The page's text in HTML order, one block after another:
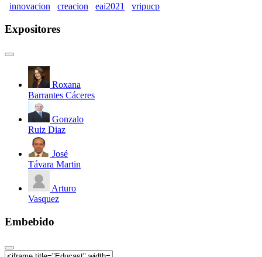
innovacion creacion eai2021 vripucp
Expositores
Roxana
Barrantes Cáceres
Gonzalo
Ruiz Diaz
José
Távara Martin
Arturo
Vasquez
Embebido